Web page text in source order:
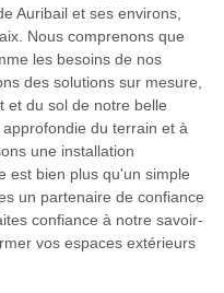
Auribail et ses environs,
Nous comprenons que
les besoins de nos
des solutions sur mesure,
et du sol de notre belle
du terrain et à
une installation
est bien plus qu'un simple
un partenaire de confiance
confiance à notre savoir-
vos espaces extérieurs